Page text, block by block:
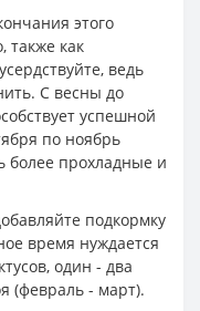
этого
также как
ведь
С весны до
успешной
по ноябрь
более прохладные и
подкормку
время нуждается
один - два
(февраль - март).